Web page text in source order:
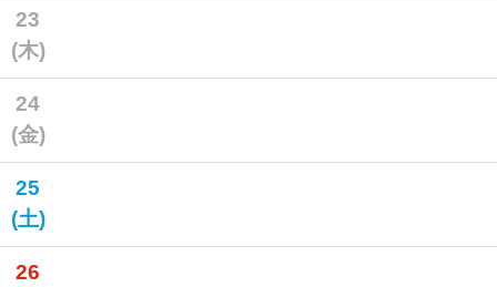
23
(木)
24
(金)
25
(土)
26